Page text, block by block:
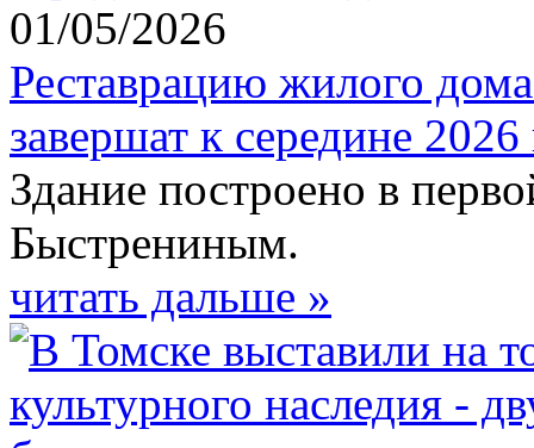
01/05/2026
Реставрацию жилого
завершат к середине 2026
Здание построено в
Быстрениным.
читать дальше »